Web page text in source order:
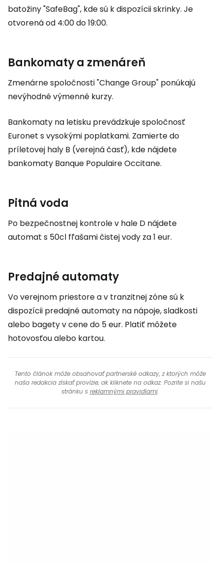
batožiny "SafeBag", kde sú k dispozícii skrinky. Je
otvorená od 4:00 do 19:00.
Bankomaty a zmenáreň
Zmenárne spoločnosti "Change Group" ponúkajú
nevýhodné výmenné kurzy.
Bankomaty na letisku prevádzkuje spoločnosť
Euronet s vysokými poplatkami. Zamierte do
príletovej haly B (verejná časť), kde nájdete
bankomaty Banque Populaire Occitane.
Pitná voda
Po bezpečnostnej kontrole v hale D nájdete
automat s 50cl fľašami čistej vody za 1 eur.
Predajné automaty
Vo verejnom priestore a v tranzitnej zóne sú k
dispozícii predajné automaty na nápoje, sladkosti
alebo bagety v cene do 5 eur. Platiť môžete
hotovosťou alebo kartou.
Tento článok môže obsahovať partnerské odkazy, z ktorých môže
naša redakcia získať provízie, ak kliknete na odkaz. Pozrite si našu
stránku s reklamnými pravidlami.